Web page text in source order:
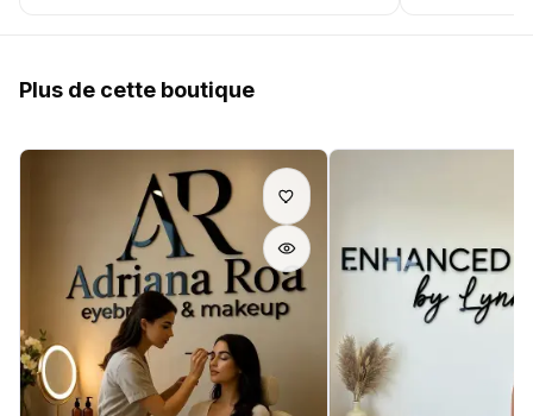
Plus de cette boutique